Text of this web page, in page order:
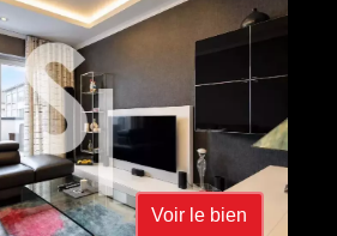
Voir le bien